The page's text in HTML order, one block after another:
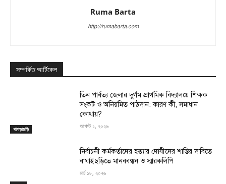
Ruma Barta
http://rumabarta.com
সম্পর্কিত আর্টিকেল
খাগড়াছড়ি
তিন পার্বত্য জেলার দুর্গম প্রাথমিক বিদ্যালয়ে শিক্ষক
সংকট ও অনিয়মিত পাঠদান: কারণ কী, সমাধান
কোথায়?
আগস্ট ১, ২০২৬
নির্বাচনী কর্মকর্তাদের হত্যার দোষীদের শাস্তির দাবিতে
বাঘাইছড়িতে মানববন্ধন ও স্মারকলিপি
মার্চ ১৮, ২০২৬